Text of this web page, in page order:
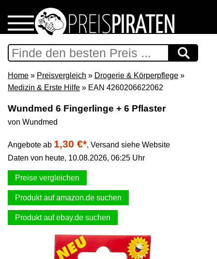
Home
Download
Support & Newsletter
Presse
Datenschutz
Impressum
Home » Preisvergleich » Drogerie & Körperpflege »
Medizin & Erste Hilfe » EAN 4260206622062
Wundmed 6 Fingerlinge + 6 Pflaster
von Wundmed
Angebote ab 1,30 €*, Versand siehe Website
Daten von heute, 10.08.2026, 06:25 Uhr
Preise vergleichen
Produkt auf amazon.de suchen
Produkt auf ebay.de suchen